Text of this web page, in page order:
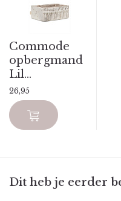
Commode
opbergmand
Lil...
26,95
Dit heb je eerder